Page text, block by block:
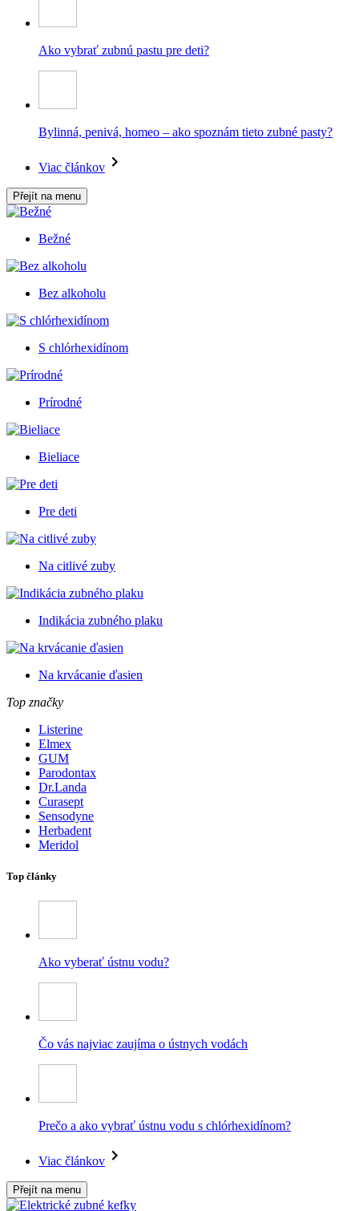
Ako vybrať zubnú pastu pre deti?
Bylinná, penivá, homeo – ako spoznám tieto zubné pasty?
Viac článkov
Přejít na menu
Bežné
Bez alkoholu
S chlórhexidínom
Prírodné
Bieliace
Pre deti
Na citlivé zuby
Indikácia zubného plaku
Na krvácanie ďasien
Top značky
Listerine
Elmex
GUM
Parodontax
Dr.Landa
Curasept
Sensodyne
Herbadent
Meridol
Top články
Ako vyberať ústnu vodu?
Čo vás najviac zaujíma o ústnych vodách
Prečo a ako vybrať ústnu vodu s chlórhexidínom?
Viac článkov
Přejít na menu